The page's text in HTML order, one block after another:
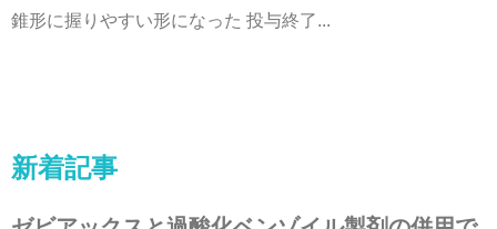
錐形に握りやすい形になった 投与終了...
新着記事